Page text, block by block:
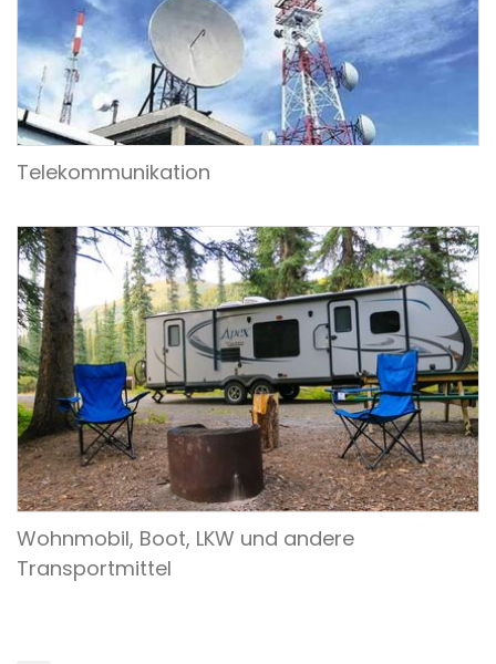
Telekommunikation
Wohnmobil, Boot, LKW und andere
Transportmittel